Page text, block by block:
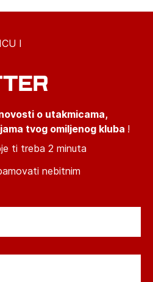
I
o utakmicama,
tvog omiljenog kluba !
ti treba 2 minuta
nebitnim